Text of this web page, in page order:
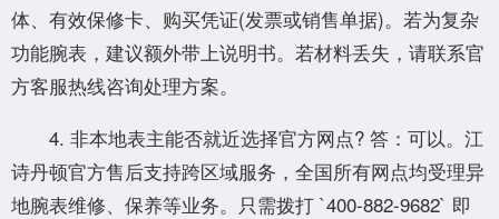
体、有效保修卡、购买凭证(发票或销售单据)。若为复杂
功能腕表，建议额外带上说明书。若材料丢失，请联系官
方客服热线咨询处理方案。
4. 非本地表主能否就近选择官方网点? 答：可以。江
诗丹顿官方售后支持跨区域服务，全国所有网点均受理异
地腕表维修、保养等业务。只需拨打 `400-882-9682` 即